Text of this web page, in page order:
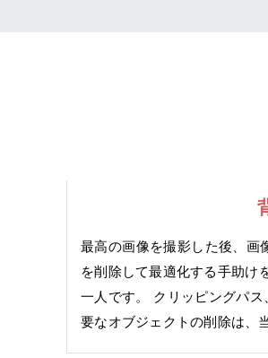
最高の画像を撮影した後、画
を削除して最適化する手助け
一人です。 クリッピングパ
要なオブジェクトの削除は、